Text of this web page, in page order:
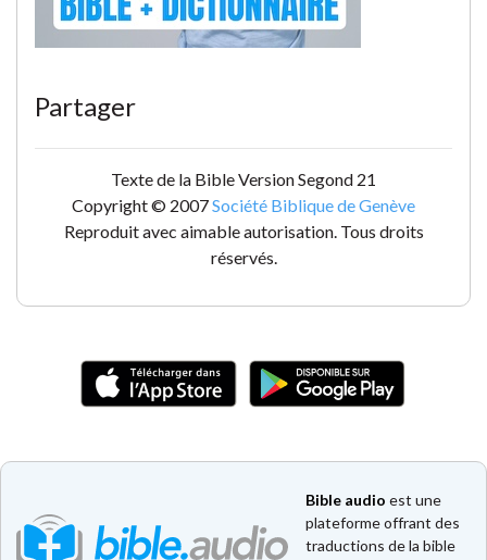
Partager
Texte de la Bible Version Segond 21
Copyright © 2007Société Biblique de Genève
Reproduit avec aimable autorisation. Tous droits
réservés.
Bible audio est une
plateforme offrant des
traductions de la bible